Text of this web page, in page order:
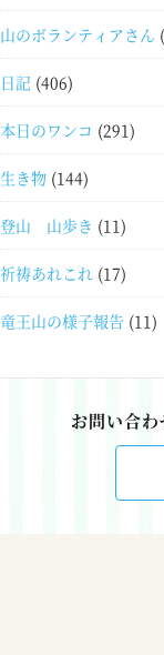
山のボランティアさん
日記 (406)
本日のワンコ (291)
生き物 (144)
登山 山歩き (11)
祈祷あれこれ (17)
竜王山の様子報告 (11)
お問い合わ